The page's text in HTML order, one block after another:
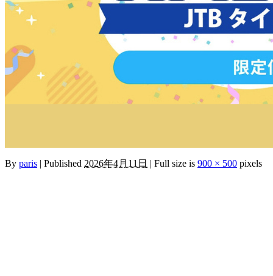
By paris | Published 2026年4月11日 | Full size is 900 × 500 pixels